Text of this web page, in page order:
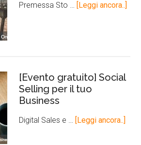
Premessa Sto … [Leggi ancora..]
[Evento gratuito] Social
Selling per il tuo
Business
Digital Sales e … [Leggi ancora..]